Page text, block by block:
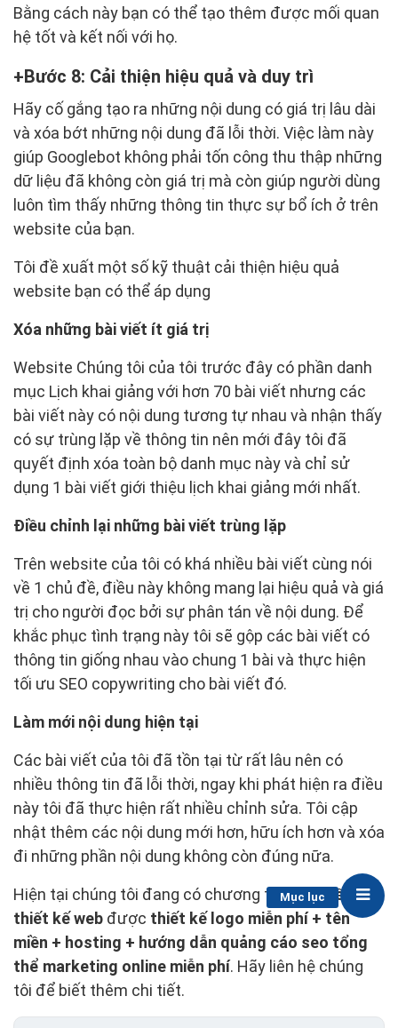
Mục lục
Bằng cách này bạn có thể tạo thêm được mối quan
hệ tốt và kết nối với họ.
Bước 8: Cải thiện hiệu quả và duy trì
Hãy cố gắng tạo ra những nội dung có giá trị lâu dài
và xóa bớt những nội dung đã lỗi thời. Việc làm này
giúp Googlebot không phải tốn công thu thập những
dữ liệu đã không còn giá trị mà còn giúp người dùng
luôn tìm thấy những thông tin thực sự bổ ích ở trên
website của bạn.
Tôi đề xuất một số kỹ thuật cải thiện hiệu quả
website bạn có thể áp dụng
Xóa những bài viết ít giá trị
Website Chúng tôi của tôi trước đây có phần danh
mục Lịch khai giảng với hơn 70 bài viết nhưng các
bài viết này có nội dung tương tự nhau và nhận thấy
có sự trùng lặp về thông tin nên mới đây tôi đã
quyết định xóa toàn bộ danh mục này và chỉ sử
dụng 1 bài viết giới thiệu lịch khai giảng mới nhất.
Điều chỉnh lại những bài viết trùng lặp
Trên website của tôi có khá nhiều bài viết cùng nói
về 1 chủ đề, điều này không mang lại hiệu quả và giá
trị cho người đọc bởi sự phân tán về nội dung. Để
khắc phục tình trạng này tôi sẽ gộp các bài viết có
thông tin giống nhau vào chung 1 bài và thực hiện
tối ưu SEO copywriting cho bài viết đó.
Làm mới nội dung hiện tại
Các bài viết của tôi đã tồn tại từ rất lâu nên có
nhiều thông tin đã lỗi thời, ngay khi phát hiện ra điều
này tôi đã thực hiện rất nhiều chỉnh sửa. Tôi cập
nhật thêm các nội dung mới hơn, hữu ích hơn và xóa
đi những phần nội dung không còn đúng nữa.
Hiện tại chúng tôi đang có chương trìnhkhuyến mãi
thiết kế web được thiết kế logo miễn phí + tên
miền + hosting + hướng dẫn quảng cáo seo tổng
thể marketing online miễn phí. Hãy liên hệ chúng
tôi để biết thêm chi tiết.